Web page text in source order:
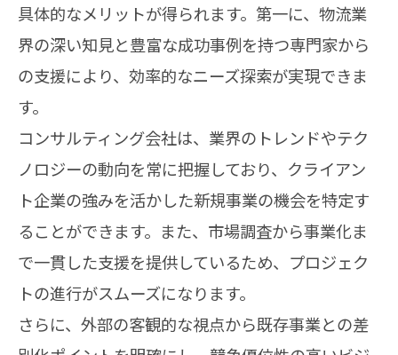
具体的なメリットが得られます。第一に、物流業
界の深い知見と豊富な成功事例を持つ専門家から
の支援により、効率的なニーズ探索が実現できま
す。
コンサルティング会社は、業界のトレンドやテク
ノロジーの動向を常に把握しており、クライアン
ト企業の強みを活かした新規事業の機会を特定す
ることができます。また、市場調査から事業化ま
で一貫した支援を提供しているため、プロジェク
トの進行がスムーズになります。
さらに、外部の客観的な視点から既存事業との差